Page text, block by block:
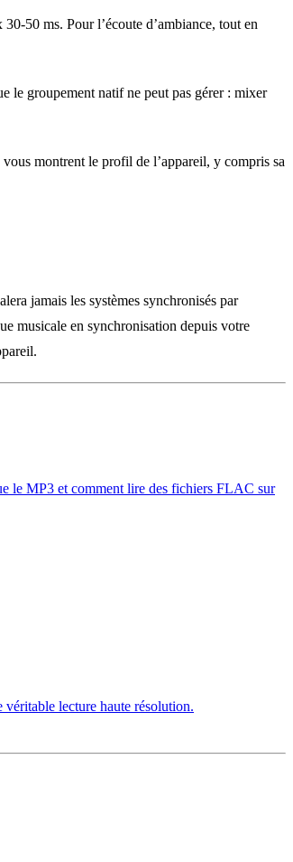
50 ms. Pour l’écoute d’ambiance, tout en
le groupement natif ne peut pas gérer : mixer
montrent le profil de l’appareil, y compris sa
jamais les systèmes synchronisés par
musicale en synchronisation depuis votre
le MP3 et comment lire des fichiers FLAC sur
lecture haute résolution.